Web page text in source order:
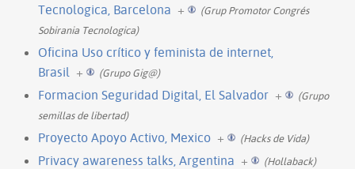
Tecnologica, Barcelona +
(Grup Promotor Congrés
Sobirania Tecnologica)
Oficina Uso crítico y feminista de internet,
Brasil + (Grupo Gig@)
Formacion Seguridad Digital, El Salvador +
(Grupo
semillas de libertad)
Proyecto Apoyo Activo, Mexico + (Hacks de Vida)
Privacy awareness talks, Argentina + (Hollaback)